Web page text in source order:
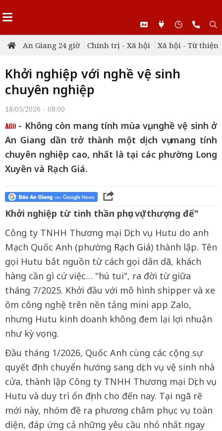
An Giang 24 giờ Chính trị - Xã hội Xã hội - Từ thiện
Khởi nghiệp với nghề vệ sinh
chuyên nghiệp
18/05/2026 - 08:00
- Không còn mang tính mùa vụ, nghề vệ sinh ở
An Giang dần trở thành một dịch vụ mang tính
chuyên nghiệp cao, nhất là tại các phường Long
Xuyên và Rạch Giá.
Khởi nghiệp từ tinh thần phục vụ "thượng đế"
Công ty TNHH Thương mại Dịch vụ Hutu do anh
Mạch Quốc Anh (phường Rạch Giá) thành lập. Tên
gọi Hutu bắt nguồn từ cách gọi dân dã, khách
hàng cần gì cứ việc… "hú tui", ra đời từ giữa
tháng 7/2025. Khởi đầu với mô hình shipper và xe
ôm công nghệ trên nền tảng mini app Zalo,
nhưng Hutu kinh doanh không đem lại lợi nhuận
như kỳ vọng.
Đầu tháng 1/2026, Quốc Anh cùng các cộng sự
quyết định chuyển hướng sang dịch vụ vệ sinh nhà
cửa, thành lập Công ty TNHH Thương mại Dịch vụ
Hutu và duy trì ổn định cho đến nay. Tại ngã rẽ
mới này, nhóm đề ra phương châm phục vụ toàn
diện, đáp ứng cả những yêu cầu nhỏ nhất ngay